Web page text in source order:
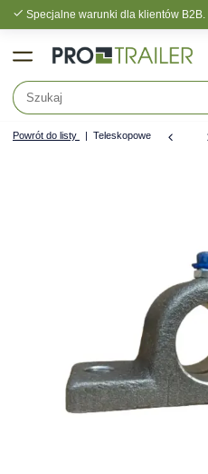
Specjalne warunki dla klientów B2B.
Powrót do listy Teleskopowe